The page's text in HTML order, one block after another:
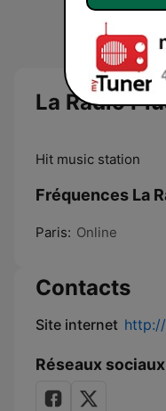
La Radio
Hit music station
Fréquences La
Paris: Online
Contacts
Site internet
Réseaux sociaux